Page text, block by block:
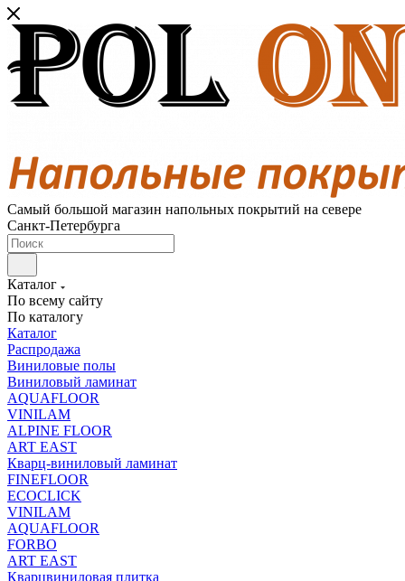
Самый большой магазин напольных покрытий на севере
Санкт-Петербурга
Каталог
По всему сайту
По каталогу
Каталог
Распродажа
Виниловые полы
Виниловый ламинат
AQUAFLOOR
VINILAM
ALPINE FLOOR
ART EAST
Кварц-виниловый ламинат
FINEFLOOR
ECOCLICK
VINILAM
AQUAFLOOR
FORBO
ART EAST
Кварцвиниловая плитка